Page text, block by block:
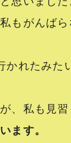
もがんば
れたみた
、私も見習
ます。